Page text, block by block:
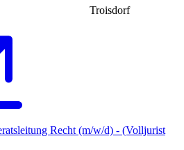
Troisdorf
Recht (m/w/d) - (Volljurist